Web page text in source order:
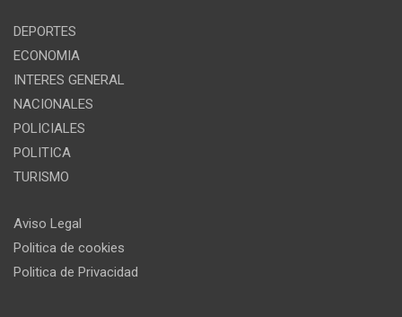
DEPORTES
ECONOMIA
INTERES GENERAL
NACIONALES
POLICIALES
POLITICA
TURISMO
Aviso Legal
Politica de cookies
Politica de Privacidad